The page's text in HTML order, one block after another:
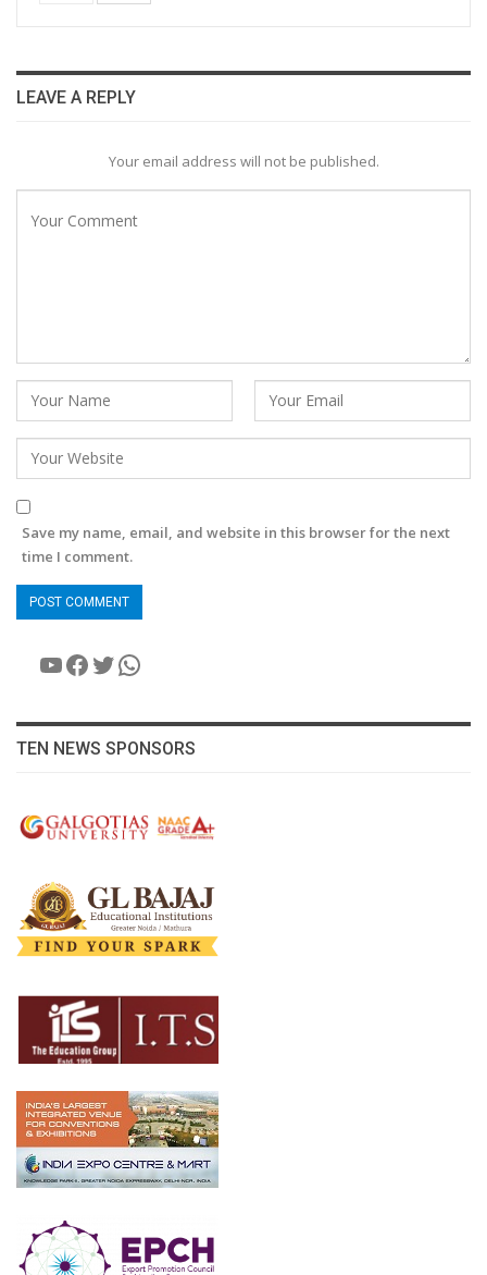
LEAVE A REPLY
Your email address will not be published.
Save my name, email, and website in this browser for the next
time I comment.
YouTube
Facebook
Twitter
WhatsApp
TEN NEWS SPONSORS